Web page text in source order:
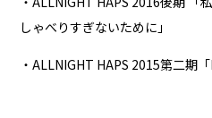
しゃべりすぎないために」
・ALLNIGHT HAPS 2015第二期「